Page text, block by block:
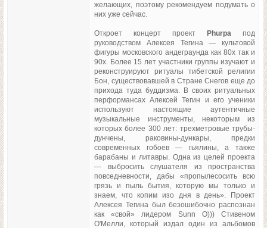
желающих, поэтому рекомендуем подумать о
них уже сейчас.
Откроет концерт проект Phurpa под
руководством Алексея Тегина — культовой
фигуры московского андеграунда как 80х так и
90х. Более 15 лет участники группы изучают и
реконструируют ритуалы тибетской религии
Бон, существовавшей в Стране Снегов еще до
прихода туда буддизма. В своих ритуальных
перформансах Алексей Тегин и его ученики
используют настоящие аутентичные
музыкальные инструменты, некоторым из
которых более 300 лет: трехметровые трубы-
дунчены, раковины-дункары, предки
современных гобоев — гьялины, а также
барабаны и литавры. Одна из целей проекта
— выбросить слушателя из пространства
повседневности, дабы «пропылесосить всю
грязь и пыль бытия, которую мы только и
знаем, что копим изо дня в день». Проект
Алексея Тегина был безошибочно распознан
как «свой» лидером Sunn O))) Стивеном
О'Мелли, который издал один из альбомов